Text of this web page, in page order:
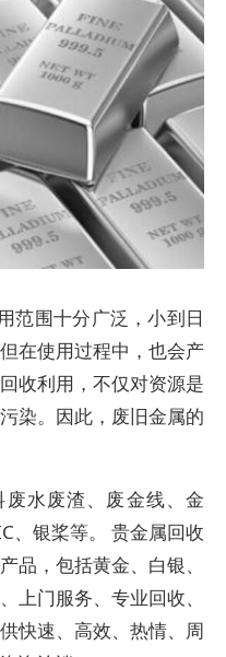
范围十分广泛，小到日
在使用过程中，也会产
收利用，不仅对资源是
染。因此，废旧金属的
水废渣、废金线、金
、银桨等。 贵金属回收
品，包括黄金、白银、
上门服务、专业回收、
快速、高效、热情、周